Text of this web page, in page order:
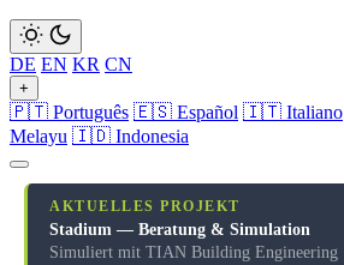
DE EN KR CN
+
🇵🇹 Português 🇪🇸 Español 🇮🇹 Italiano
Melayu 🇮🇩 Indonesia
AKTUELLES PROJEKT
Stadium — Beratung & Simulation
Simuliert mit TIAN Building Engineering